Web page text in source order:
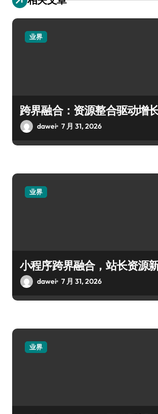
业界
跨界融合：资源整合驱动增
dawei 7 月 31, 2026
业界
小程序跨界融合，站长资源
dawei 7 月 31, 2026
业界